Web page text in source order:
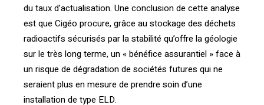
du taux d’actualisation. Une conclusion de cette analyse
est que Cigéo procure, grâce au stockage des déchets
radioactifs sécurisés par la stabilité qu’offre la géologie
sur le très long terme, un « bénéfice assurantiel » face à
un risque de dégradation de sociétés futures qui ne
seraient plus en mesure de prendre soin d’une
installation de type ELD.